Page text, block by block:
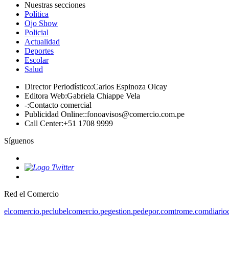
Nuestras secciones
Política
Ojo Show
Policial
Actualidad
Deportes
Escolar
Salud
Director Periodístico:Carlos Espinoza Olcay
Editora Web:Gabriela Chiappe Vela
-:Contacto comercial
Publicidad Online::fonoavisos@comercio.com.pe
Call Center:+51 1708 9999
Síguenos
Red el Comercio
elcomercio.peclubelcomercio.pegestion.pedepor.comtrome.com